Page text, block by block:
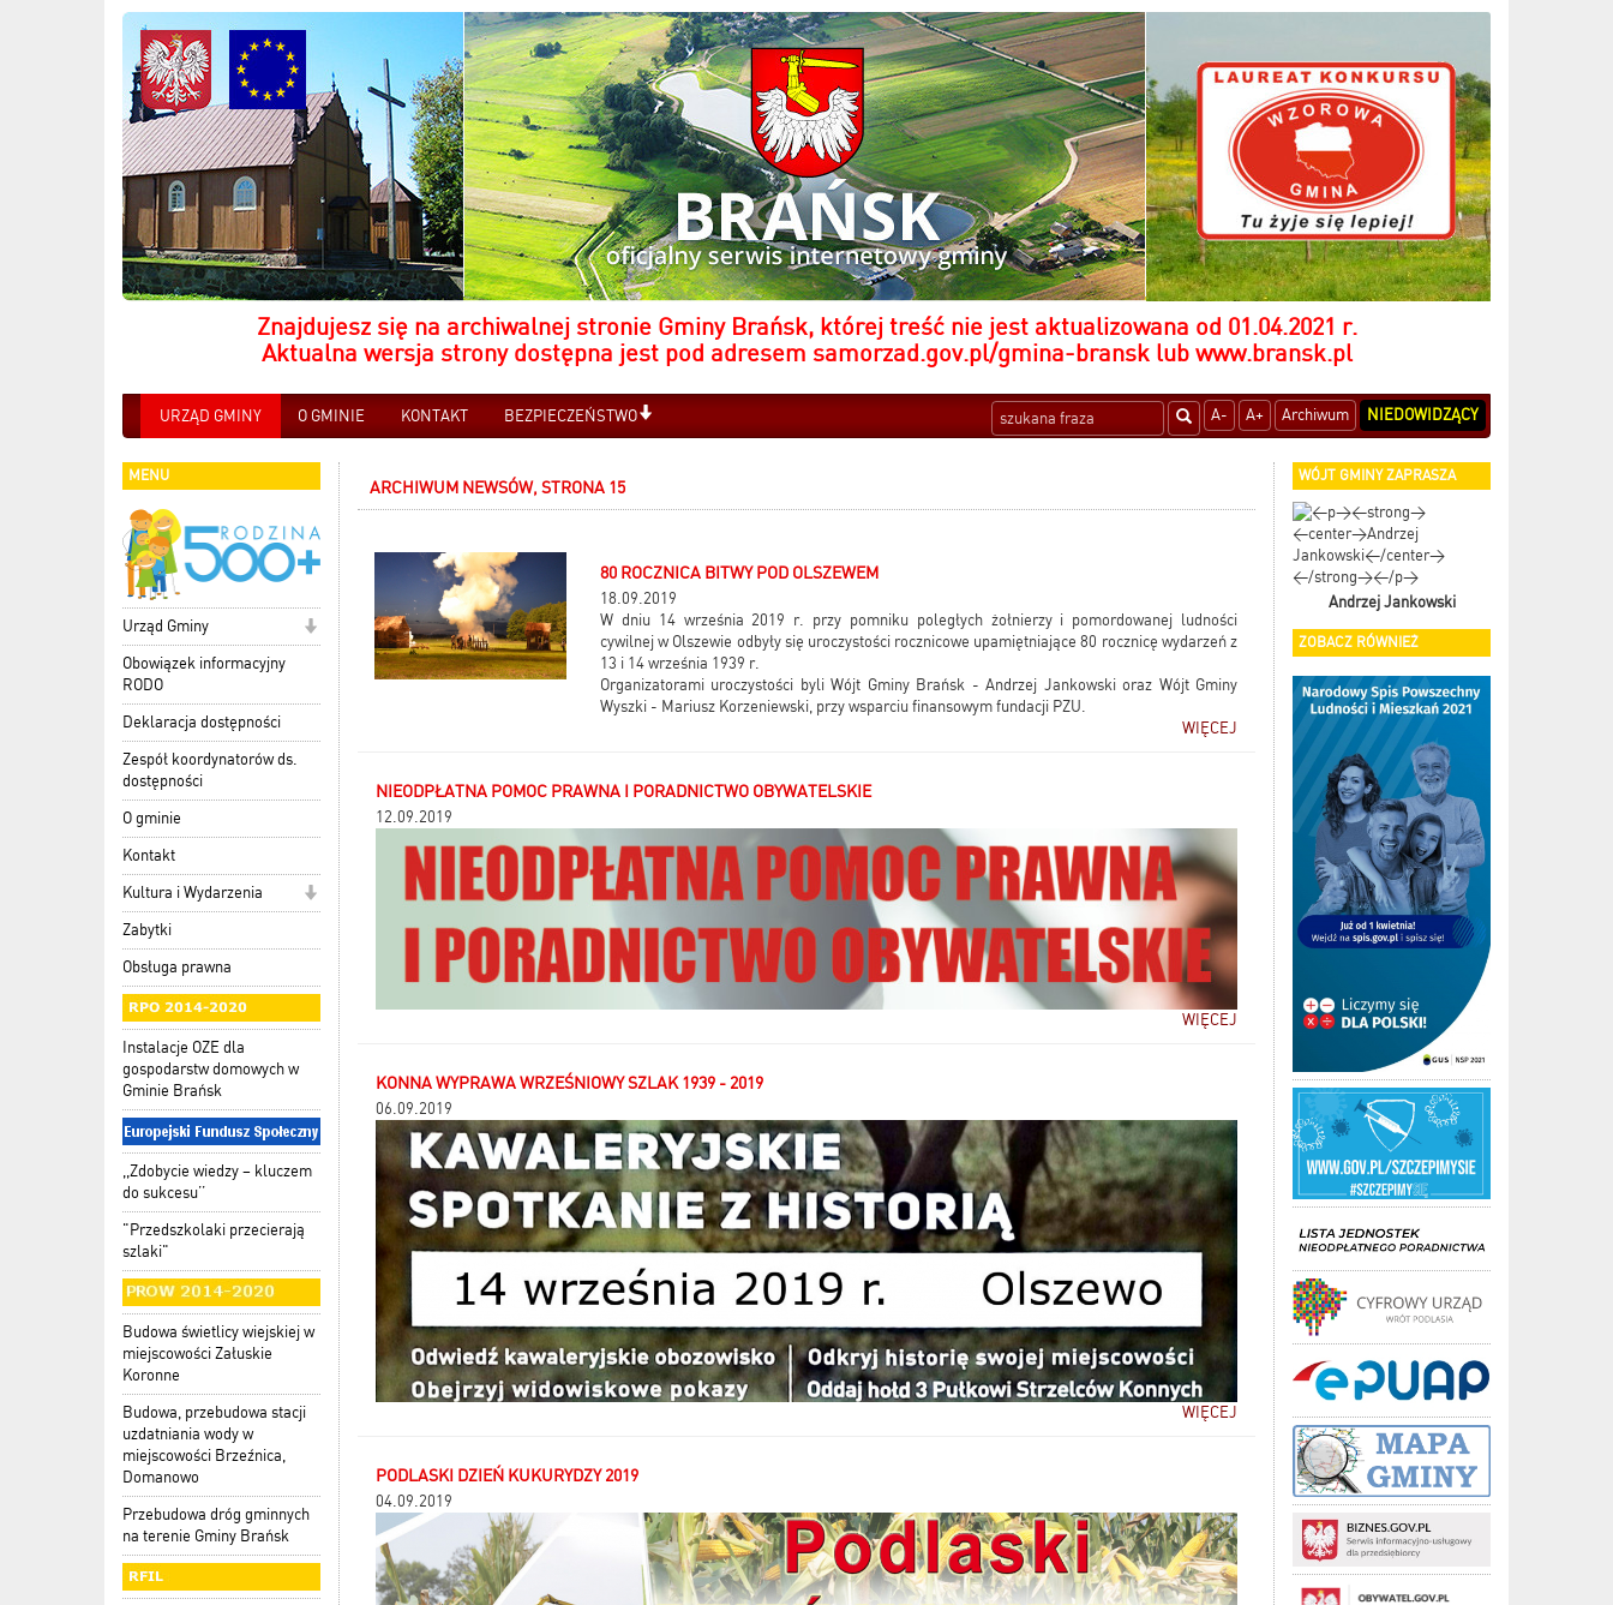
Znajdujesz się na archiwalnej stronie Gminy Brańsk, której treść nie jest aktualizowana od 01.04.2021 r.
Aktualna wersja strony dostępna jest pod adresem samorzad.gov.pl/gmina-bransklub www.bransk.pl
URZĄD GMINY O GMINIE KONTAKT BEZPIECZEŃSTWO A- A+ Archiwum NIEDOWIDZĄCY
MENU
Urząd Gminy
Obowiązek informacyjny
RODO
Deklaracja dostępności
Zespół koordynatorów ds.
dostępności
O gminie
Kontakt
Kultura i Wydarzenia
Zabytki
Obsługa prawna
Instalacje OZE dla
gospodarstw domowych w
Gminie Brańsk
,,Zdobycie wiedzy – kluczem
do sukcesu’’
"Przedszkolaki przecierają
szlaki"
Budowa świetlicy wiejskiej w
miejscowości Załuskie
Koronne
Budowa, przebudowa stacji
uzdatniania wody w
miejscowości Brzeźnica,
Domanowo
Przebudowa dróg gminnych
na terenie Gminy Brańsk
ARCHIWUM NEWSÓW, STRONA 15
80 ROCZNICA BITWY POD OLSZEWEM
18.09.2019
W dniu 14 września 2019 r. przy pomniku poległych żołnierzy i pomordowanej ludności
cywilnej w Olszewie odbyły się uroczystości rocznicowe upamiętniające 80 rocznicę wydarzeń z
13 i 14 września 1939 r.
Organizatorami uroczystości byli Wójt Gminy Brańsk - Andrzej Jankowski oraz Wójt Gminy
Wyszki - Mariusz Korzeniewski, przy wsparciu finansowym fundacji PZU.
WIĘCEJ
NIEODPŁATNA POMOC PRAWNA I PORADNICTWO OBYWATELSKIE
12.09.2019
WIĘCEJ
KONNA WYPRAWA WRZEŚNIOWY SZLAK 1939 - 2019
06.09.2019
WIĘCEJ
PODLASKI DZIEŃ KUKURYDZY 2019
04.09.2019
WÓJT GMINY ZAPRASZA
Andrzej Jankowski
ZOBACZ RÓWNIEŻ